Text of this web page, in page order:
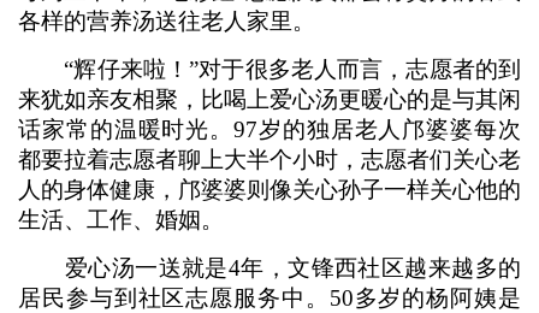
各样的营养汤送往老人家里。
“辉仔来啦！”对于很多老人而言，志愿者的到
来犹如亲友相聚，比喝上爱心汤更暖心的是与其闲
话家常的温暖时光。97岁的独居老人邝婆婆每次
都要拉着志愿者聊上大半个小时，志愿者们关心老
人的身体健康，邝婆婆则像关心孙子一样关心他的
生活、工作、婚姻。
爱心汤一送就是4年，文锋西社区越来越多的
居民参与到社区志愿服务中。50多岁的杨阿姨是